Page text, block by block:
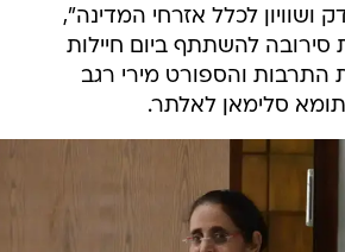
לכלל אזרחי המדינה",
להשתתף ביום חיילות
והספורט מירי רגב
סלימאן לאלתר.